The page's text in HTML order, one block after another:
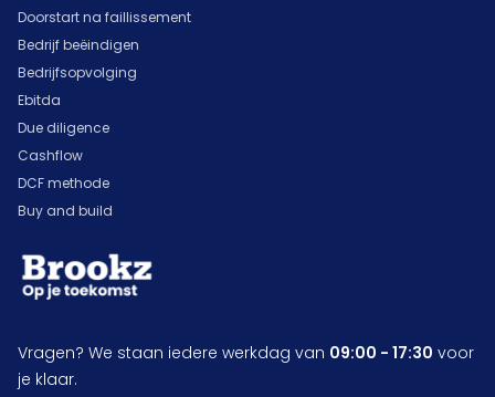
Doorstart na faillissement
Bedrijf beëindigen
Bedrijfsopvolging
Ebitda
Due diligence
Cashflow
DCF methode
Buy and build
Vragen? We staan iedere werkdag van 09:00 - 17:30 voor
je klaar.